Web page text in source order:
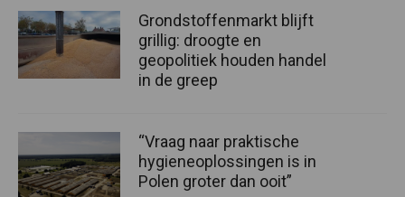
Grondstoffenmarkt blijft
grillig: droogte en
geopolitiek houden handel
in de greep
“Vraag naar praktische
hygieneoplossingen is in
Polen groter dan ooit”